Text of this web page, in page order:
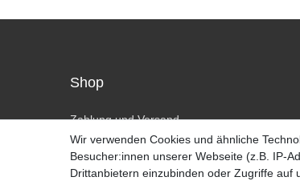
Shop
Zahlung und Versand
Widerrufsrecht
Widerrufsformular
Hilfe
Wir verwenden Cookies und ähnliche
Besucher:innen unserer Webseite (z.B. IP-
Drittanbietern einzubinden oder Zugriffe auf